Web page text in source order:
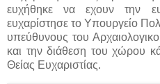
ευχήθηκε να εχουν την
ευχαρίστησε το Υπουργείο
υπεύθυνους του
και την διάθεση του χώρου
Θείας Ευχαριστίας.